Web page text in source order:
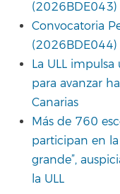
(2026BDE043)
Convocatoria
(2026BDE044)
La ULL
para avanzar
Canarias
Más de 760
participan en
grande”,
la ULL